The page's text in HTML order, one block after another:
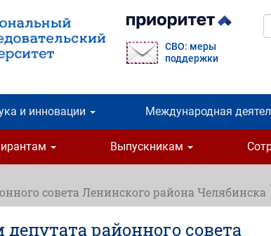
СВО: меры
поддержки
и инновации Международная
Выпускникам
совета Ленинского района Челябинска
районного совета